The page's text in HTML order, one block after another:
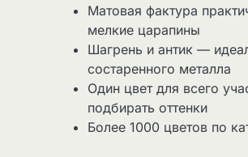
Матовая фактура
мелкие царапины
Шагрень и антик —
состаренного металла
Один цвет для всего
подбирать оттенки
Более 1000 цветов по